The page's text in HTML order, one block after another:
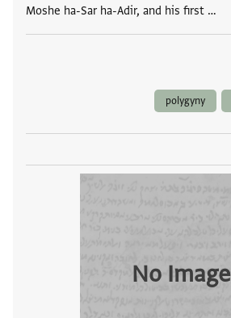
Moshe ha-Sar ha-Adir, and his first …
polygyny
No Image